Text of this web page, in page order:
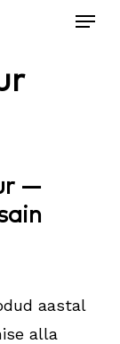
Menu
—
aastal
alla